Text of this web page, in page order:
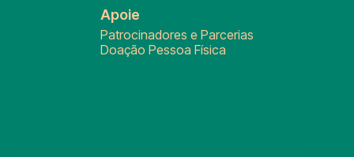
Apoie
Patrocinadores e Parcerias
Doação Pessoa Física